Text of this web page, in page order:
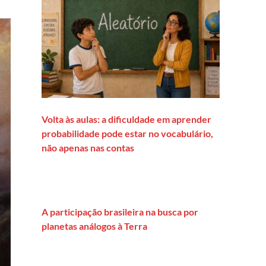
Volta às aulas: a dificuldade em aprender
probabilidade pode estar no vocabulário,
não apenas nas contas
A participação brasileira na busca por
planetas análogos à Terra